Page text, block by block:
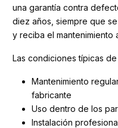
una garantía contra
diez años, siempre que
y reciba el mantenimiento
Las condiciones típicas
Mantenimiento
fabricante
Uso dentro de los
Instalación